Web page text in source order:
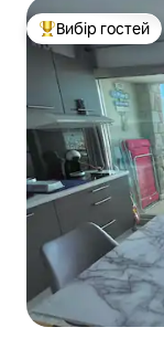
Топ вибір гостей
Вибір гостей